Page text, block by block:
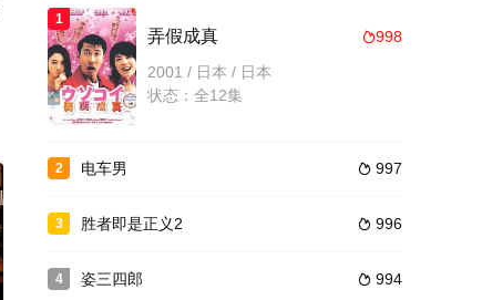
1
998
弄假成真
2001 / 日本 / 日本
状态：全12集
2  997
电车男
3  996
胜者即是正义2
4  994
姿三四郎